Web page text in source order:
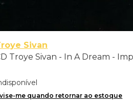
Sivan
Troye Sivan - In A Dream -
me quando retornar ao estoque